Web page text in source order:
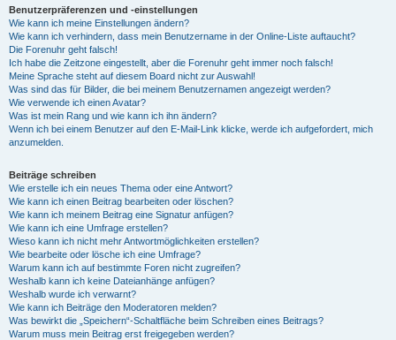
Benutzerpräferenzen und -einstellungen
Wie kann ich meine Einstellungen ändern?
Wie kann ich verhindern, dass mein Benutzername in der Online-Liste auftaucht?
Die Forenuhr geht falsch!
Ich habe die Zeitzone eingestellt, aber die Forenuhr geht immer noch falsch!
Meine Sprache steht auf diesem Board nicht zur Auswahl!
Was sind das für Bilder, die bei meinem Benutzernamen angezeigt werden?
Wie verwende ich einen Avatar?
Was ist mein Rang und wie kann ich ihn ändern?
Wenn ich bei einem Benutzer auf den E-Mail-Link klicke, werde ich aufgefordert, mich
anzumelden.
Beiträge schreiben
Wie erstelle ich ein neues Thema oder eine Antwort?
Wie kann ich einen Beitrag bearbeiten oder löschen?
Wie kann ich meinem Beitrag eine Signatur anfügen?
Wie kann ich eine Umfrage erstellen?
Wieso kann ich nicht mehr Antwortmöglichkeiten erstellen?
Wie bearbeite oder lösche ich eine Umfrage?
Warum kann ich auf bestimmte Foren nicht zugreifen?
Weshalb kann ich keine Dateianhänge anfügen?
Weshalb wurde ich verwarnt?
Wie kann ich Beiträge den Moderatoren melden?
Was bewirkt die „Speichern“-Schaltfläche beim Schreiben eines Beitrags?
Warum muss mein Beitrag erst freigegeben werden?